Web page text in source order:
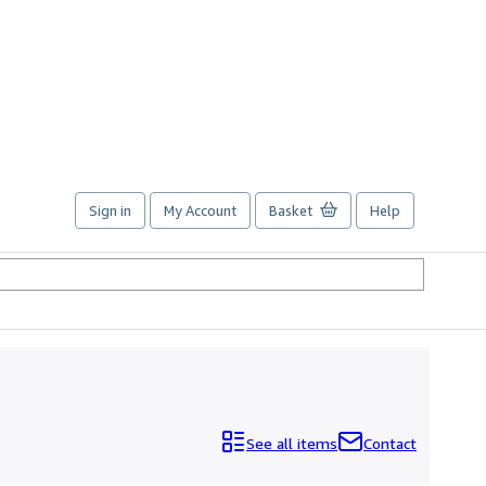
Sign in My Account Basket Help
See all items Contact